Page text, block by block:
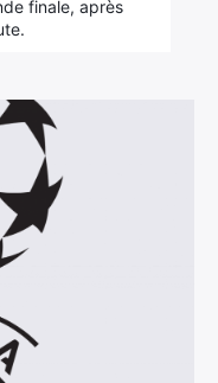
finale, après